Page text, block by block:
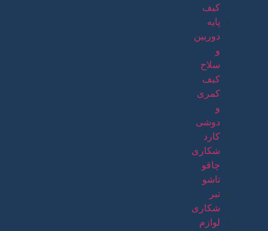
کیف
پایه
دوربین
و
سلاح
کیف
کمری
و
دوشی
کارد
شکاری
چاقو
تاشو
تبر
شکاری
لوازم